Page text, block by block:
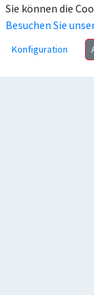
Sie können die
Besuchen Sie
Konfiguration